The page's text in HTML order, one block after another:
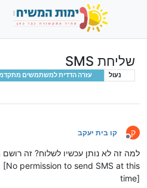
שליחת SMS
נעול עזרה הדדית למשתמשים
ק
מנותק
קו בית יעקב
למה זה לא נותן עכשיו לשלוח? זה
permission to send SMS at this
time]